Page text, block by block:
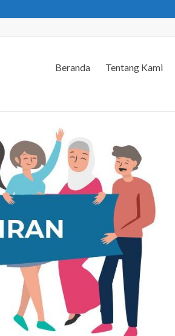
Beranda Tentang Kami